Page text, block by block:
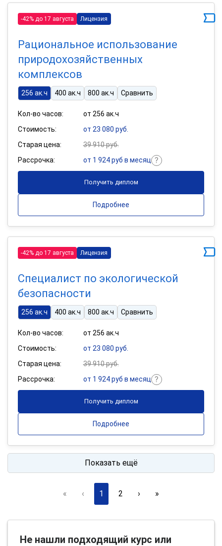
-42% до 17 августа Лицензия
Рациональное использование
природохозяйственных
комплексов
256 ак.ч 400 ак.ч 800 ак.ч Сравнить
Кол-во часов:
от 256 ак.ч
Стоимость:
от 23 080 руб.
Старая цена:
39 910 руб.
Рассрочка:
от 1 924 руб в месяц
Получить диплом
Подробнее
-42% до 17 августа Лицензия
Специалист по экологической
безопасности
256 ак.ч 400 ак.ч 800 ак.ч Сравнить
Кол-во часов:
от 256 ак.ч
Стоимость:
от 23 080 руб.
Старая цена:
39 910 руб.
Рассрочка:
от 1 924 руб в месяц
Получить диплом
Подробнее
Показать ещё
« ‹ 1 2 › »
Не нашли подходящий курс или